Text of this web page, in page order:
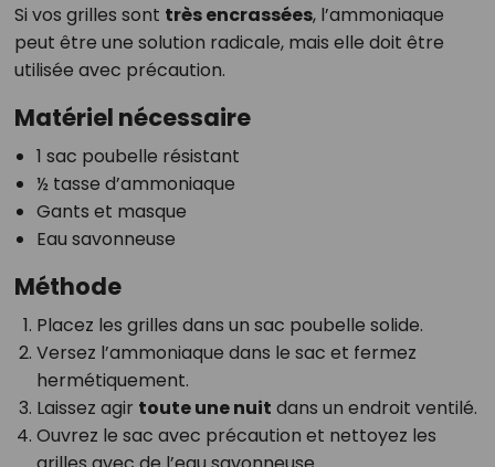
Si vos grilles sont très encrassées, l’ammoniaque
peut être une solution radicale, mais elle doit être
utilisée avec précaution.
Matériel nécessaire
1 sac poubelle résistant
½ tasse d’ammoniaque
Gants et masque
Eau savonneuse
Méthode
Placez les grilles dans un sac poubelle solide.
Versez l’ammoniaque dans le sac et fermez
hermétiquement.
Laissez agir toute une nuit dans un endroit ventilé.
Ouvrez le sac avec précaution et nettoyez les